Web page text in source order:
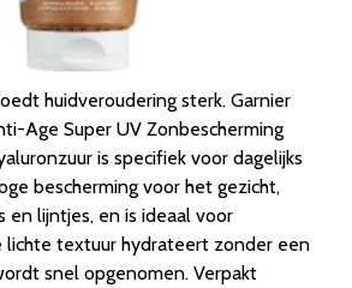
huidveroudering sterk. Garnier
Age Super UV Zonbescherming
is specifiek voor dagelijks
bescherming voor het gezicht,
en lijntjes, en is ideaal voor
lichte textuur hydrateert zonder een
snel opgenomen. Verpakt